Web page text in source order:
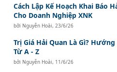
Cách Lập Kế Hoạch Khai Báo
Cho Doanh Nghiệp XNK
bởi Nguyễn Hoài,23/6/26
Trị Giá Hải Quan Là Gì?
Từ A - Z
bởi Nguyễn Hoài, 11/6/26